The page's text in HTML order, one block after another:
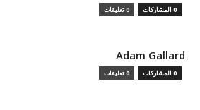
0 المشاركات 0 تعليقات
Adam Gallard
0 المشاركات 0 تعليقات